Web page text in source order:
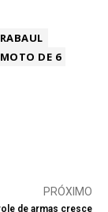
DE 6
PRÓXIMO
de armas cresce